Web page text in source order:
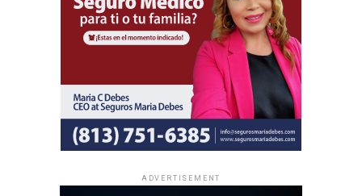
La información oficial sobre fechas, lugares y el programa
completo de las Asambleas Regionales e Internacionales
ADVERTISEMENT